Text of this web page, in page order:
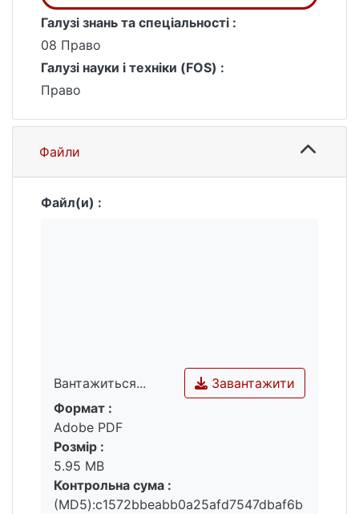
працівникам, а також юристам-практикам
і усім тим, хто цікавиться процесуальними
й криміналістичними засадами
розслідування зайняття гральним
бізнесом.
Галузі знань та спеціальності :
08 Право
Галузі науки і техніки (FOS) :
Право
Файли
Файл(и) :
Вантажиться...
Вантажиться...
Завантажити
Формат :
Adobe PDF
Розмір :
5.95 MB
Контрольна сума :
(MD5):c1572bbeabb0a25afd7547dbaf6b